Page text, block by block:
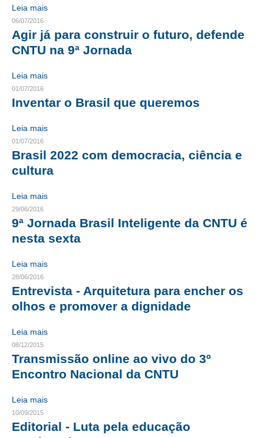
FGTS EXPURGOS
FGTS CORREÇÃO
LEGISLAÇÃO
LEI 4.950-A/1966 – PISO SALARIAL
LEI 6.496/1977 – ART
RES 1.002/2002 – CÓDIGO DE ÉTICA
HOMOLOGAÇÕES
PISO SALARIAL
FIQUE POR DENTRO
OPORTUNIDADES
EMPREGO E ESTÁGIO
CARREIRA
NEWSLETTER
Leia mais
06/07/2016
Agir já para construir o futuro, defende
CNTU na 9ª Jornada
Leia mais
01/07/2016
Inventar o Brasil que queremos
Leia mais
01/07/2016
Brasil 2022 com democracia, ciência e
cultura
Leia mais
29/06/2016
9ª Jornada Brasil Inteligente da CNTU é
nesta sexta
Leia mais
28/06/2016
Entrevista - Arquitetura para encher os
olhos e promover a dignidade
Leia mais
08/12/2015
Transmissão online ao vivo do 3º
Encontro Nacional da CNTU
Leia mais
10/09/2015
Editorial - Luta pela educação